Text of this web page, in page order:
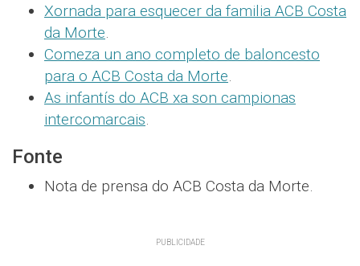
Xornada para esquecer da familia ACB Costa
da Morte
Comeza un ano completo de baloncesto
para o ACB Costa da Morte
As infantís do ACB xa son campionas
intercomarcais
Fonte
Nota de prensa do ACB Costa da Morte.